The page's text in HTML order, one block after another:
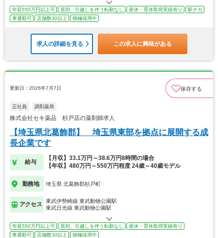
年収550万円以上可 原則、引越しを伴う転勤なし 産休・育休取得実績有り
駅チカ
車通勤可
店舗数30以上 積極採用中
求人の詳細を見る この求人に興味がある
更新日：2026年7月7日 保存する
正社員 調剤薬局
株式会社セキ薬品 杉戸店の薬剤師求人
【埼玉県北葛飾郡】 埼玉県東部を拠点に展開する成
長企業です
給与
【月収】33.1万円～38.6万円8時間の場合
【年収】480万円～550万円程度 24歳～40歳モデル
勤務地 埼玉県 北葛飾郡杉戸町
アクセス
東武伊勢崎線 東武動物公園駅
東武日光線 東武動物公園駅
年収550万円以上可 原則、引越しを伴う転勤なし
産休・育休取得実績有り
車通勤可
店舗数30以上 積極採用中